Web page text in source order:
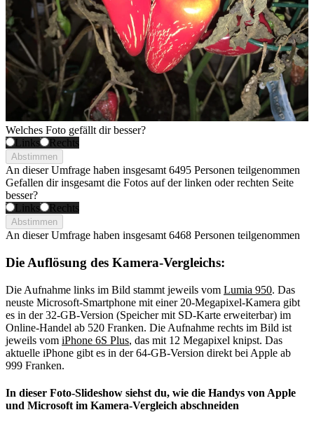
Welches Foto gefällt dir besser?
Links
Rechts
Abstimmen
An dieser Umfrage haben insgesamt 6495 Personen teilgenommen
Gefallen dir insgesamt die Fotos auf der linken oder rechten Seite
besser?
Links
Rechts
Abstimmen
An dieser Umfrage haben insgesamt 6468 Personen teilgenommen
Die Auflösung des Kamera-Vergleichs:
Die Aufnahme links im Bild stammt jeweils vom Lumia 950. Das
neuste Microsoft-Smartphone mit einer 20-Megapixel-Kamera gibt
es in der 32-GB-Version (Speicher mit SD-Karte erweiterbar) im
Online-Handel ab 520 Franken. Die Aufnahme rechts im Bild ist
jeweils vom iPhone 6S Plus, das mit 12 Megapixel knipst. Das
aktuelle iPhone gibt es in der 64-GB-Version direkt bei Apple ab
999 Franken.
In dieser Foto-Slideshow siehst du, wie die Handys von Apple
und Microsoft im Kamera-Vergleich abschneiden